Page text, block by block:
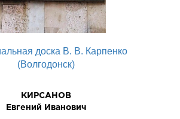
доска В. В. Карпенко
(Волгодонск)
КИРСАНОВ
Евгений Иванович